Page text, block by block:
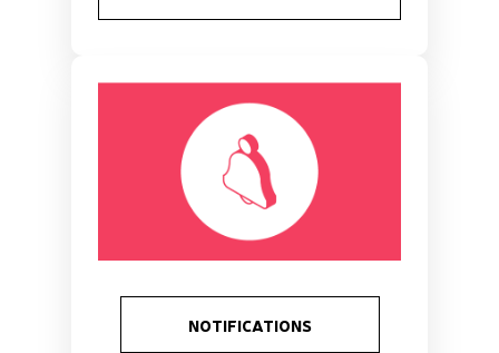
NOTIFICATIONS